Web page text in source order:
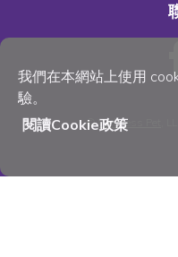
我們在本網站上使用
驗。
閱讀Cookie政策
©Wellness Pet ,